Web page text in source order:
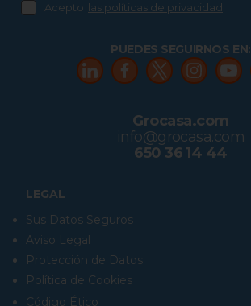
Acepto las políticas de privacidad
LEGAL
Sus Datos Seguros
Aviso Legal
Protección de Datos
Política de Cookies
Código Ético
PUEDES SEGUIRNOS EN:
Grocasa.com
info@grocasa.com
650 36 14 44